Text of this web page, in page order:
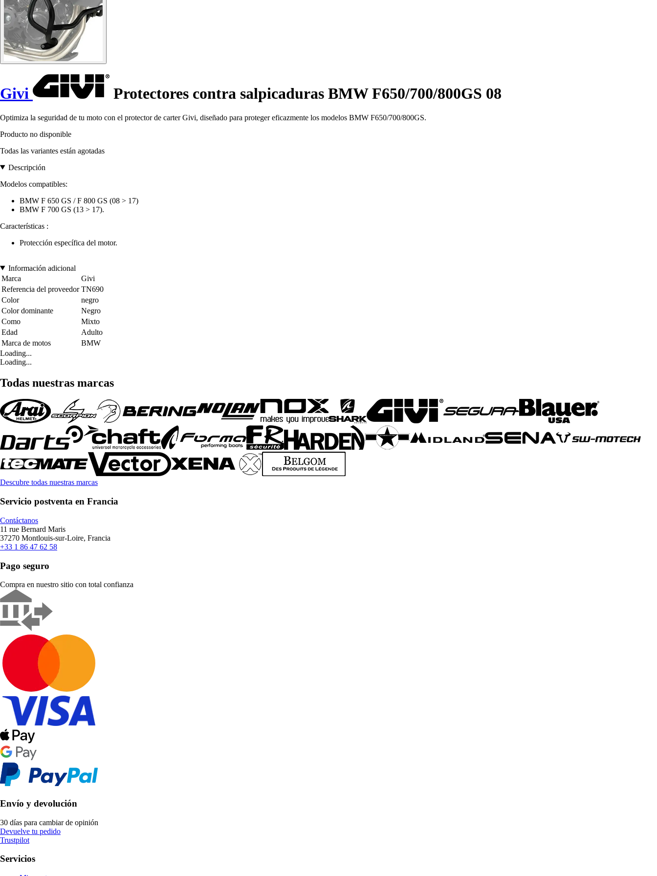
Givi Protectores contra salpicaduras BMW F650/700/800GS 08
Optimiza la seguridad de tu moto con el protector de carter Givi, diseñado para proteger eficazmente los modelos BMW F650/700/800GS.
Producto no disponible
Todas las variantes están agotadas
Descripción
Modelos compatibles:
BMW F 650 GS / F 800 GS (08 > 17)
BMW F 700 GS (13 > 17).
Características :
Protección específica del motor.
Información adicional
Marca
Givi
Referencia del proveedor TN690
Color
negro
Color dominante
Negro
Como
Mixto
Edad
Adulto
Marca de motos
BMW
Loading...
Loading...
Todas nuestras marcas
Descubre todas nuestras marcas
Servicio postventa en Francia
Contáctanos
11 rue Bernard Maris
37270 Montlouis-sur-Loire, Francia
+33 1 86 47 62 58
Pago seguro
Compra en nuestro sitio con total confianza
Envío y devolución
30 días para cambiar de opinión
Devuelve tu pedido
Trustpilot
Servicios